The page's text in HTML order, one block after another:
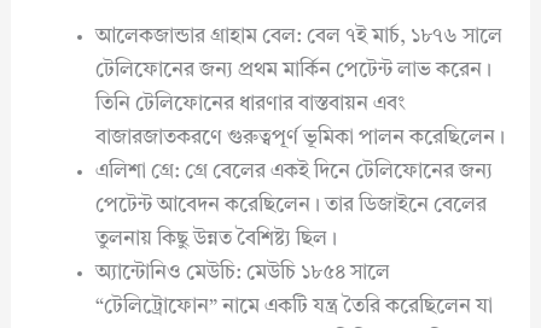
আলেকজান্ডার গ্রাহাম বেল: বেল ৭ই মার্চ, ১৮৭৬ সালে
টেলিফোনের জন্য প্রথম মার্কিন পেটেন্ট লাভ করেন।
তিনি টেলিফোনের ধারণার বাস্তবায়ন এবং
বাজারজাতকরণে গুরুত্বপূর্ণ ভূমিকা পালন করেছিলেন।
এলিশা গ্রে: গ্রে বেলের একই দিনে টেলিফোনের জন্য
পেটেন্ট আবেদন করেছিলেন। তার ডিজাইনে বেলের
তুলনায় কিছু উন্নত বৈশিষ্ট্য ছিল।
অ্যান্টোনিও মেউচি: মেউচি ১৮৫৪ সালে
“টেলিট্রোফোন” নামে একটি যন্ত্র তৈরি করেছিলেন যা